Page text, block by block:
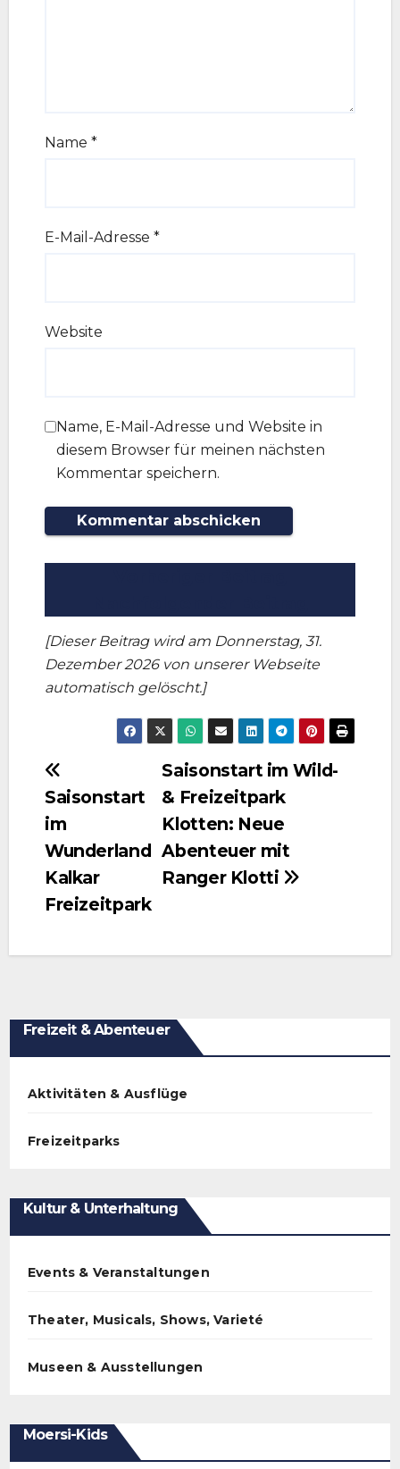
Name *
E-Mail-Adresse *
Website
Name, E-Mail-Adresse und Website in
diesem Browser für meinen nächsten
Kommentar speichern.
[Dieser Beitrag wird am Donnerstag, 31.
Dezember 2026 von unserer Webseite
automatisch gelöscht.]
BeitragsnavigationSaisonstart im Wild-
& Freizeitpark
Klotten: Neue
Abenteuer mit
Ranger Klotti
Saisonstart
im
Wunderland
Kalkar
Freizeitpark
Freizeit & Abenteuer
Aktivitäten & Ausflüge
Freizeitparks
Kultur & Unterhaltung
Events & Veranstaltungen
Theater, Musicals, Shows, Varieté
Museen & Ausstellungen
Moersi-Kids